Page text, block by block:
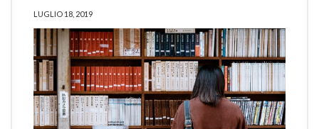
LUGLIO 18, 2019